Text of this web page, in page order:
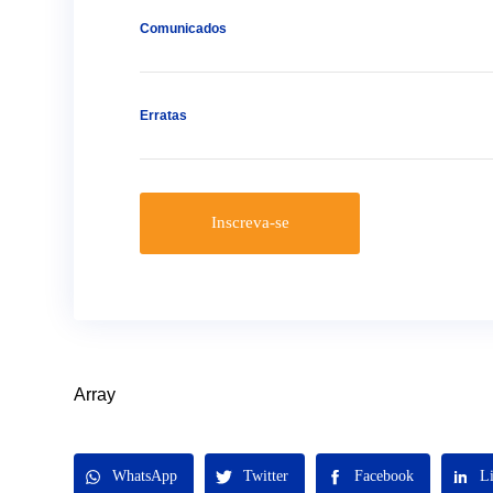
Comunicados
Erratas
Inscreva-se
Array
WhatsApp Twitter Facebook